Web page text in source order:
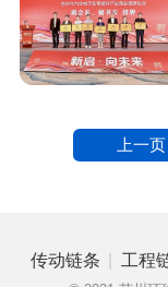
上一页
传动链条 | 工程